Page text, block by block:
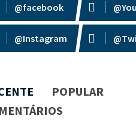
@facebook
@Instagram
POPULAR